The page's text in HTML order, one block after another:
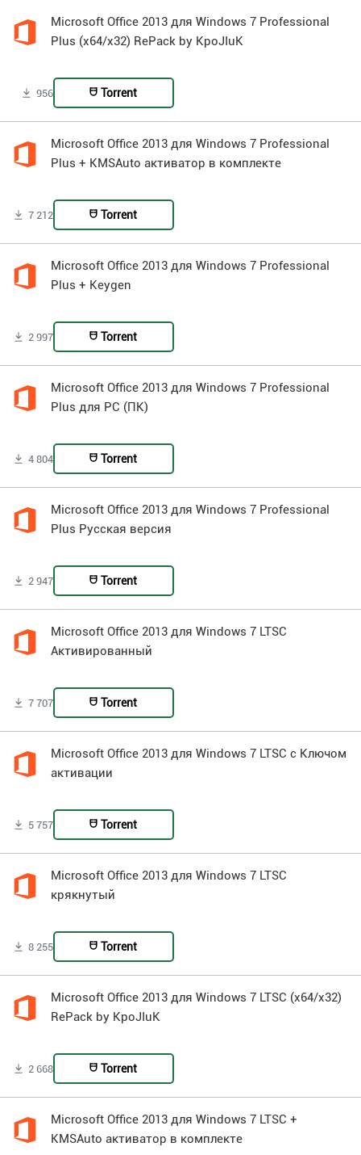
Microsoft Office 2013 для Windows 7 Professional
Plus (x64/x32) RePack by KpoJIuK
956 Torrent
Microsoft Office 2013 для Windows 7 Professional
Plus + KMSAuto активатор в комплекте
7 212 Torrent
Microsoft Office 2013 для Windows 7 Professional
Plus + Keygen
2 997 Torrent
Microsoft Office 2013 для Windows 7 Professional
Plus для PC (ПК)
4 804 Torrent
Microsoft Office 2013 для Windows 7 Professional
Plus Русская версия
2 947 Torrent
Microsoft Office 2013 для Windows 7 LTSC
Активированный
7 707 Torrent
Microsoft Office 2013 для Windows 7 LTSC с Ключом
активации
5 757 Torrent
Microsoft Office 2013 для Windows 7 LTSC
крякнутый
8 255 Torrent
Microsoft Office 2013 для Windows 7 LTSC (x64/x32)
RePack by KpoJIuK
2 668 Torrent
Microsoft Office 2013 для Windows 7 LTSC +
KMSAuto активатор в комплекте